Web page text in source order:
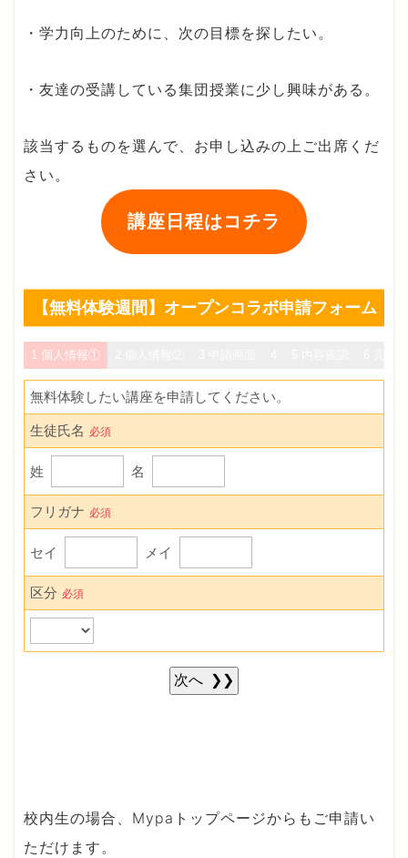
・学力向上のために、次の目標を探したい。
・友達の受講している集団授業に少し興味がある。
該当するものを選んで、お申し込みの上ご出席くだ
さい。
講座日程はコチラ
校内生の場合、Mypaトップページからもご申請い
ただけます。